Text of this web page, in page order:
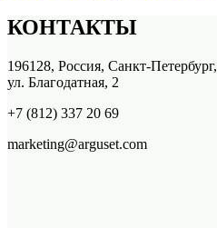
КОНТАКТЫ
196128, Россия, Санкт-Петербург,
ул. Благодатная, 2
+7 (812) 337 20 69
marketing@arguset.com